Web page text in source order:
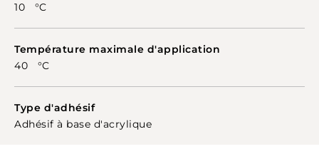
10 °C
Température maximale d'application
40 °C
Type d'adhésif
Adhésif à base d'acrylique